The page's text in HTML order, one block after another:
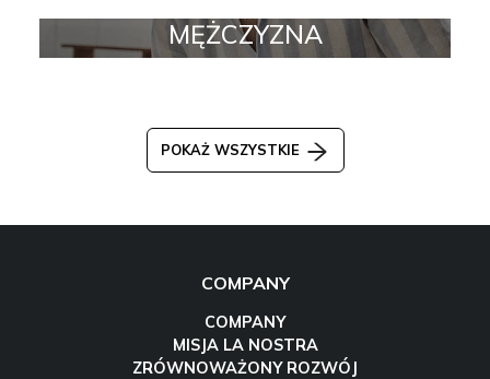
MĘŻCZYZNA
POKAŻ WSZYSTKIE
COMPANY
COMPANY
MISJA LA NOSTRA
ZRÓWNOWAŻONY ROZWÓJ